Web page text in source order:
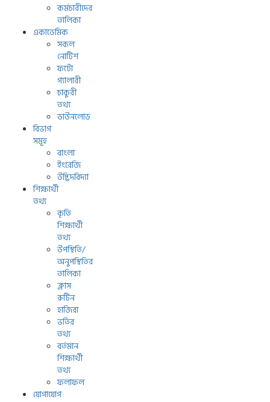
কর্মচারীদের
তালিকা
একাডেমিক
সকল
নোটিশ
ফটো
গ্যালারী
চাকুরী
তথ্য
ডাউনলোড
বিভাগ
সমূহ
বাংলা
ইংরেজি
উদ্ভিদবিদ্যা
শিক্ষার্থী
তথ্য
কৃতি
শিক্ষার্থী
তথ্য
উপস্থিতি/
অনুপস্থিতির
তালিকা
ক্লাস
রুটিন
হাজিরা
ভর্তির
তথ্য
বর্তমান
শিক্ষার্থী
তথ্য
ফলাফল
যোগাযোগ